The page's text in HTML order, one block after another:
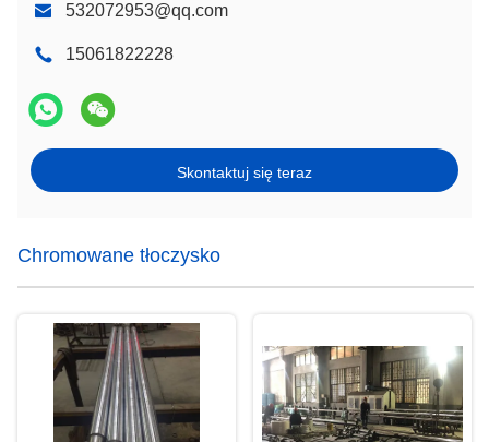
532072953@qq.com
15061822228
Skontaktuj się teraz
Chromowane tłoczysko